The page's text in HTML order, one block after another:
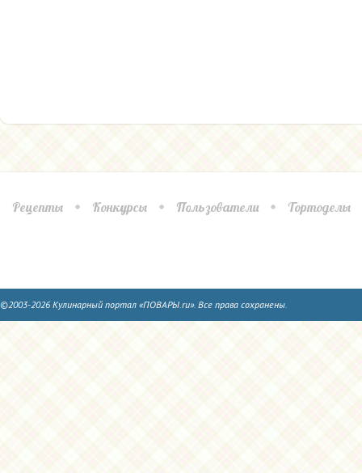
Рецепты Конкурсы Пользователи Тортоделы
©2003-2026 Кулинарный портал «ПОВАРЫ.ru». Все права сохранены.